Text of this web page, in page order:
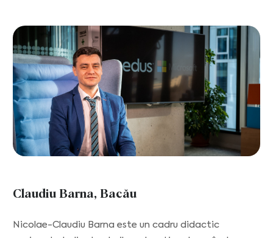
Claudiu Barna, Bacău
Nicolae-Claudiu Barna este un cadru didactic